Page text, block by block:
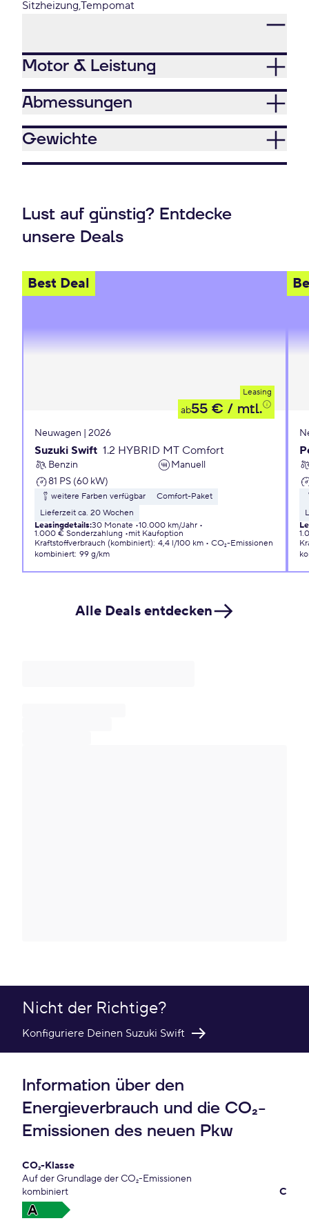
Sitzheizung Tempomat
Motor & Leistung
Abmessungen
Gewichte
Lust auf günstig? Entdecke
unsere Deals
Best Deal
Leasing
ab55 € / mtl.
Neuwagen | 2026
Suzuki Swift 1.2 HYBRID MT Comfort
Benzin
Manuell
81 PS (60 kW)
weitere Farben verfügbar
Comfort-Paket
Lieferzeit ca. 20 Wochen
Leasingdetails:30 Monate 10.000 km/Jahr
1.000 € Sonderzahlung
mit Kaufoption
Kraftstoffverbrauch (kombiniert): 4,4 l/100 km
CO₂-Emissionen
kombiniert: 99 g/km
Alle Deals entdecken
Nicht der Richtige?
Konfiguriere Deinen Suzuki Swift
Information über den
Energieverbrauch und die CO₂-
Emissionen des neuen Pkw
CO₂-Klasse
Auf der Grundlage der CO₂-Emissionen
kombiniert
C
A